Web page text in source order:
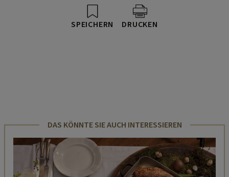
SPEICHERN DRUCKEN
DAS KÖNNTE SIE AUCH INTERESSIEREN